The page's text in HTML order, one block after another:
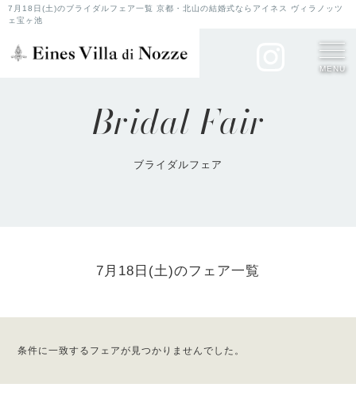
7月18日(土)のブライダルフェア一覧 京都・北山の結婚式ならアイネス ヴィラノッツ
ェ宝ヶ池
MENU
Bridal Fair
ブライダルフェア
7月18日(土)のフェア一覧
条件に一致するフェアが見つかりませんでした。